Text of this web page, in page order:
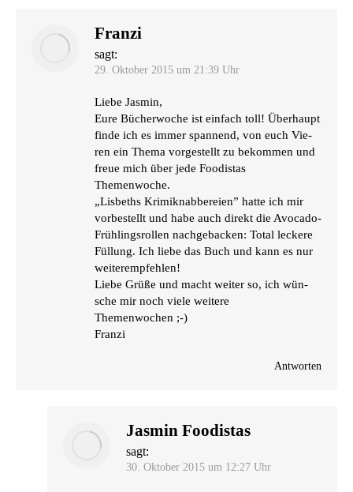
Franzi
sagt:
29. Oktober 2015 um 21:39 Uhr
Lie­be Jasmin,
Eure Bücher­wo­che ist ein­fach toll! Über­haupt
fin­de ich es immer span­nend, von euch Vie­
ren ein The­ma vor­ge­stellt zu bekom­men und
freue mich über jede Foo­di­stas
Themenwoche.
„Lis­beths Kri­mi­knab­be­rei­en” hat­te ich mir
vor­be­stellt und habe auch direkt die Avo­ca­do-
Früh­lings­rol­len nach­ge­ba­cken: Total lecke­re
Fül­lung. Ich lie­be das Buch und kann es nur
weiterempfehlen!
Lie­be Grü­ße und macht wei­ter so, ich wün­
sche mir noch vie­le wei­te­re
Themenwochen ;-)
Franzi
Antworten
Jasmin Foodistas
sagt:
30. Oktober 2015 um 12:27 Uhr